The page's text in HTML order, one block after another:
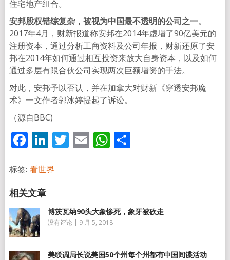
住宅地产组合。
安邦股权错综复杂，被视为中国最不透明的公司之一。
2017年4月，财新报道称安邦在2014年虚增了90亿美元的
注册资本，通过分析工商资料及公司年报，财新还原了安
邦在2014年如何通过相互投资来放大自身资本，以及如何
通过多层有限合伙公司实现两次巨额增资的手法。
对此，安邦予以否认，并在加拿大对财新《穿透安邦魔
术》一文作者郭冰婷提起了诉讼。
（源自BBC)
Facebook
LinkedIn
Twitter
EmailWhatsApp
分
标签: 看世界
博茨瓦纳90头大象惨死，象牙被砍走
没有评论 | 9 月 5, 2018
美联调局长说美国50个州每个州都有中国间谍活动